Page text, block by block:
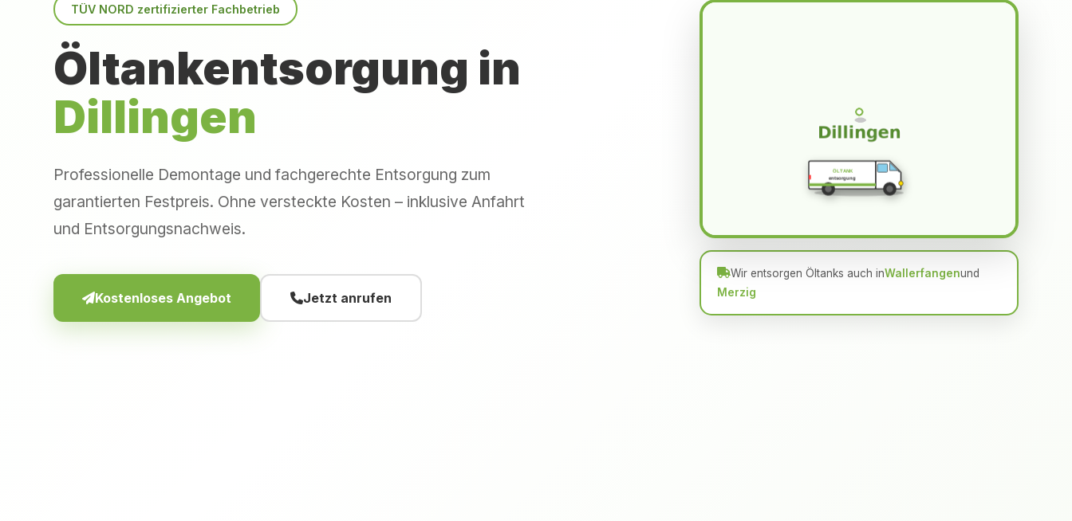
TÜV NORD zertifizierter Fachbetrieb
Öltankentsorgung in
Dillingen
Professionelle Demontage und fachgerechte Entsorgung zum
garantierten Festpreis. Ohne versteckte Kosten – inklusive Anfahrt
und Entsorgungsnachweis.
Kostenloses Angebot Jetzt anrufen
ÖLTANK
entsorgung
Wir entsorgen Öltanks auch inWallerfangenund
Merzig